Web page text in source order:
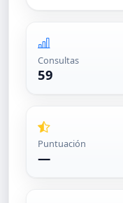
Consultas
59
Puntuación
—